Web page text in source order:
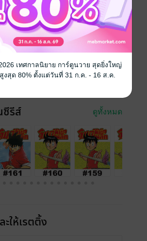
จินมี่หมัดเหล็ก (รายตอน)
pdf
30 พฤศจิกายน 2565
34 หน้า
ซีรีส์ ดูทั้งหมด
ะให้เรตติ้ง
เทศกาลนิยาย การ์ตูนวาย สุดยิ่งใหญ่
สุด 80% ตั้งแต่วันที่ 31 ก.ค. - 16 ส.ค.